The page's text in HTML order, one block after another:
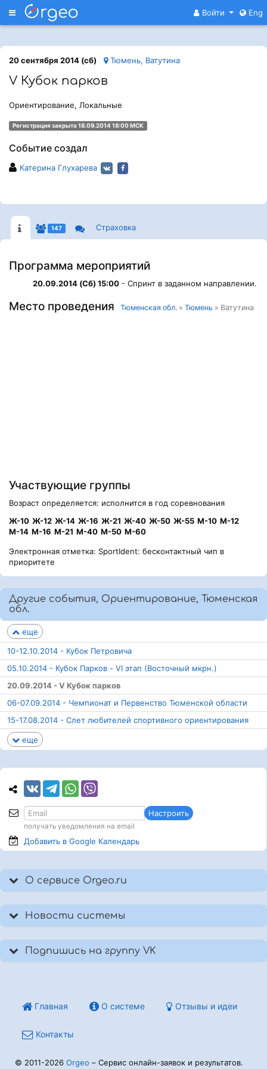
Меню Войти Eng
20 сентября 2014 (сб) Тюмень, Ватутина
V Кубок парков
Ориентирование, Локальные
Регистрация закрыта 18.09.2014 18:00 МСК
Событие создал
Катерина Глухарева
147 Страховка
Программа мероприятий
20.09.2014 (Сб) 15:00 - Спринт в заданном направлении.
Место проведения Тюменская обл. » Тюмень » Ватутина
Участвующие группы
Возраст определяется: исполнится в год соревнования
Ж-10 Ж-12 Ж-14 Ж-16 Ж-21 Ж-40 Ж-50 Ж-55 М-10 М-12
М-14 М-16 М-21 М-40 М-50 М-60
Электронная отметка: SportIdent: бесконтактный чип в
приоритете
Другие события, Ориентирование, Тюменская
обл.
еще
10-12.10.2014 - Кубок Петровича
05.10.2014 - Кубок Парков - VI этап (Восточный мкрн.)
20.09.2014 - V Кубок парков
06-07.09.2014 - Чемпионат и Первенство Тюменской области
15-17.08.2014 - Cлет любителей спортивного ориентирования
еще
Настроить
получать уведомления на email
Добавить в Google Календарь
О сервисе Orgeo.ru
Новости системы
Подпишись на группу VK
Главная О системе Отзывы и идеи
Контакты
© 2011-2026 Orgeo – Сервис онлайн-заявок и результатов.